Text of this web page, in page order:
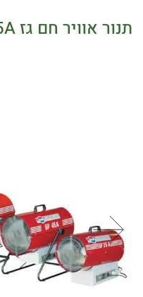
תנור אוויר חם גז Biemmedue GP25A